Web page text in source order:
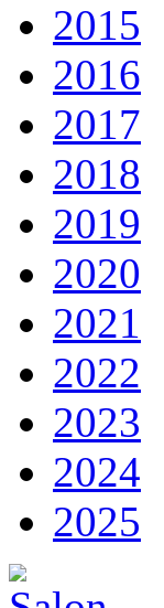
2015
2016
2017
2018
2019
2020
2021
2022
2023
2024
2025